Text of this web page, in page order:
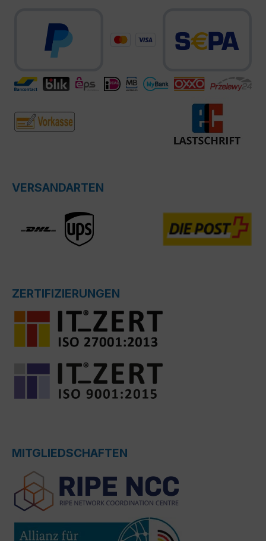
VERSANDARTEN
ZERTIFIZIERUNGEN
MITGLIEDSCHAFTEN